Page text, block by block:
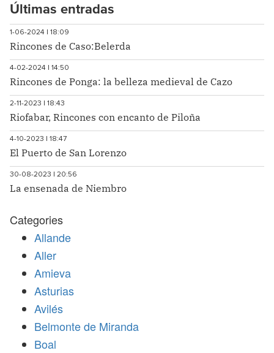
Últimas entradas
1-06-2024 | 18:09
Rincones de Caso:Belerda
4-02-2024 | 14:50
Rincones de Ponga: la belleza medieval de Cazo
2-11-2023 | 18:43
Riofabar, Rincones con encanto de Piloña
4-10-2023 | 18:47
El Puerto de San Lorenzo
30-08-2023 | 20:56
La ensenada de Niembro
Categories
Allande
Aller
Amieva
Asturias
Avilés
Belmonte de Miranda
Boal